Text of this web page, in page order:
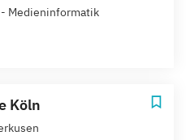
Medieninformatik
Köln